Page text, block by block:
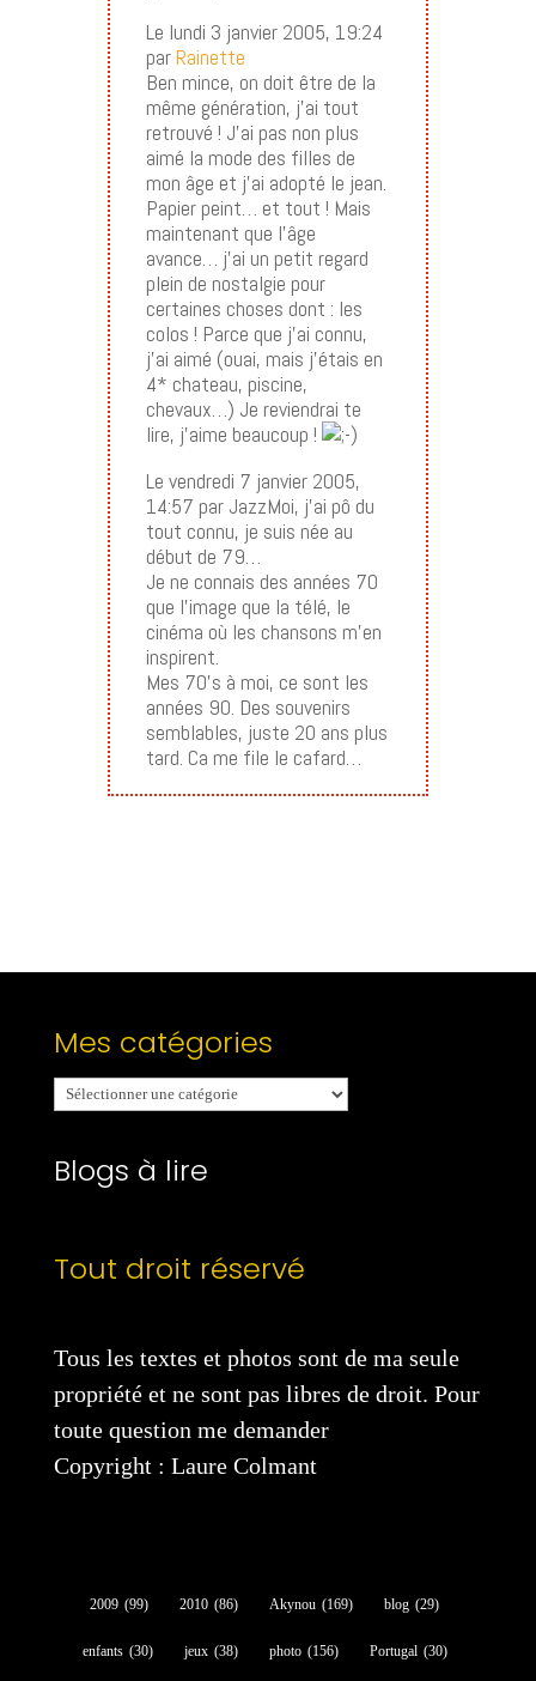
Le lundi 3 janvier 2005, 19:24
parRainette
Ben mince, on doit être de la
même génération, j’ai tout
retrouvé ! J’ai pas non plus
aimé la mode des filles de
mon âge et j’ai adopté le jean.
Papier peint… et tout ! Mais
maintenant que l’âge
avance… j’ai un petit regard
plein de nostalgie pour
certaines choses dont : les
colos ! Parce que j’ai connu,
j’ai aimé (ouai, mais j’étais en
4* chateau, piscine,
chevaux…) Je reviendrai te
lire, j’aime beaucoup !
Le vendredi 7 janvier 2005,
14:57 par JazzMoi, j’ai pô du
tout connu, je suis née au
début de 79…
Je ne connais des années 70
que l’image que la télé, le
cinéma où les chansons m’en
inspirent.
Mes 70’s à moi, ce sont les
années 90. Des souvenirs
semblables, juste 20 ans plus
tard. Ca me file le cafard…
Mes catégories
Mes
catégories
Blogs à lire
Tout droit réservé
Tous les textes et photos sont de ma seule
propriété et ne sont pas libres de droit. Pour
toute question me demander
Copyright : Laure Colmant
2009 (99) 2010 (86) Akynou (169) blog (29)
enfants (30) jeux (38) photo (156) Portugal (30)